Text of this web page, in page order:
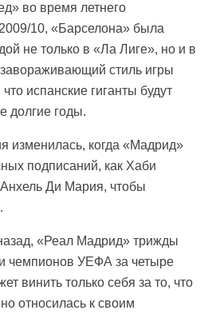
во время летнего
10, «Барселона» была
не только в «Ла Лиге», но и в
стиль игры
испанские гиганты будут
долгие годы.
изменилась, когда «Мадрид»
подписаний, как Хаби
Ди Мария, чтобы
«Реал Мадрид» трижды
чемпионов УЕФА за четыре
винить только себя за то, что
относилась к своим